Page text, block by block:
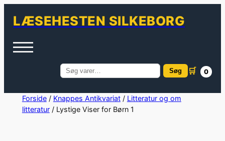
LÆSEHESTEN SILKEBORG
Søg
Søg 🛒 0
SpringForside/ Knappes Antikvariat/ Litteratur og om
litteratur/ Lystige Viser for Børn 1